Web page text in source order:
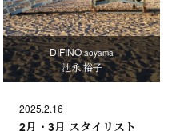
DIFINO aoyama
池永 裕子
2025.2.16
2月・3月 スタイリスト